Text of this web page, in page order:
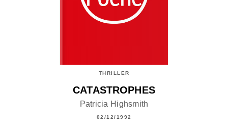
THRILLER
CATASTROPHES
Patricia Highsmith
02/12/1992